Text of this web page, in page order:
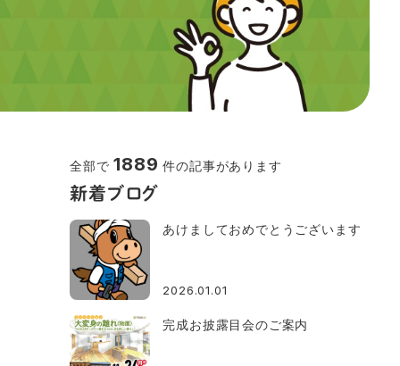
全部で1889 件の記事があります
新着ブログ
あけましておめでとうございます
2026.01.01
完成お披露目会のご案内